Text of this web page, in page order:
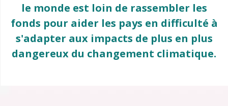
le monde est loin de rassembler les
fonds pour aider les pays en difficulté à
s'adapter aux impacts de plus en plus
dangereux du changement climatique.